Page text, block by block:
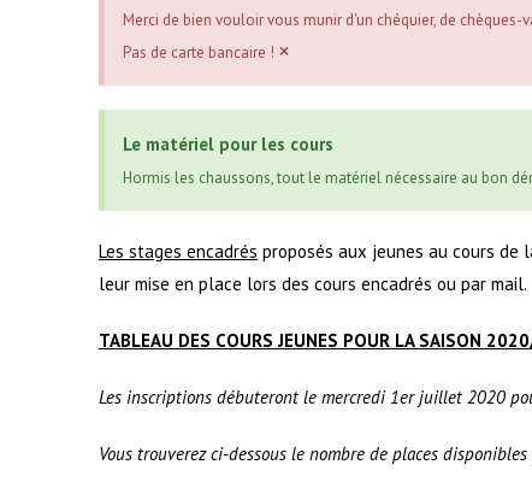
Merci de bien vouloir vous munir d'un chéquier, de
Pas de carte bancaire ! ×
Le matériel pour les cours
Hormis les chaussons, tout le matériel nécessaire au bon
Les stages encadrés proposés aux jeunes au cours de
leur mise en place lors des cours encadrés ou par mail.
TABLEAU DES COURS JEUNES POUR LA SAISON
Les inscriptions débuteront le mercredi 1er juillet 2020
Vous trouverez ci-dessous le nombre de places